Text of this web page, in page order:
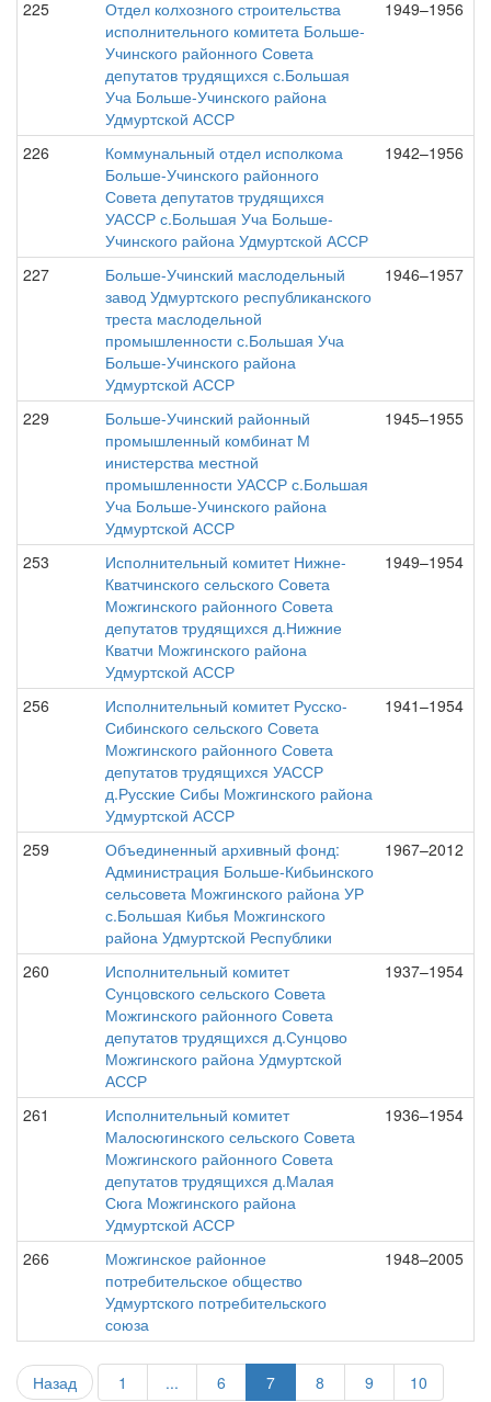
225
Отдел колхозного строительства
исполнительного комитета Больше-
Учинского районного Совета
депутатов трудящихся с.Большая
Уча Больше-Учинского района
Удмуртской АССР
1949–1956
226
Коммунальный отдел исполкома
Больше-Учинского районного
Совета депутатов трудящихся
УАССР с.Большая Уча Больше-
Учинского района Удмуртской АССР
1942–1956
227
Больше-Учинский маслодельный
завод Удмуртского республиканского
треста маслодельной
промышленности с.Большая Уча
Больше-Учинского района
Удмуртской АССР
1946–1957
229
Больше-Учинский районный
промышленный комбинат М
инистерства местной
промышленности УАССР с.Большая
Уча Больше-Учинского района
Удмуртской АССР
1945–1955
253
Исполнительный комитет Нижне-
Кватчинского сельского Совета
Можгинского районного Совета
депутатов трудящихся д.Нижние
Кватчи Можгинского района
Удмуртской АССР
1949–1954
256
Исполнительный комитет Русско-
Сибинского сельского Совета
Можгинского районного Совета
депутатов трудящихся УАССР
д.Русские Сибы Можгинского района
Удмуртской АССР
1941–1954
259
Объединенный архивный фонд:
Администрация Больше-Кибьинского
сельсовета Можгинского района УР
с.Большая Кибья Можгинского
района Удмуртской Республики
1967–2012
260
Исполнительный комитет
Сунцовского сельского Совета
Можгинского районного Совета
депутатов трудящихся д.Сунцово
Можгинского района Удмуртской
АССР
1937–1954
261
Исполнительный комитет
Малосюгинского сельского Совета
Можгинского районного Совета
депутатов трудящихся д.Малая
Сюга Можгинского района
Удмуртской АССР
1936–1954
266
Можгинское районное
потребительское общество
Удмуртского потребительского
союза
1948–2005
Назад 1 ... 6 7 8 9 10